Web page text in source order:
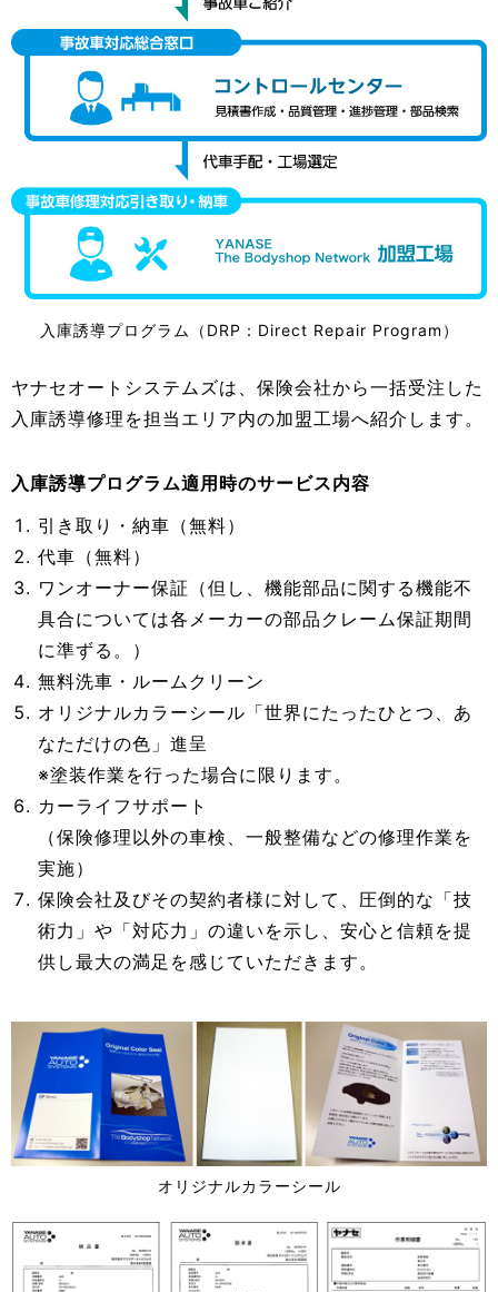
入庫誘導プログラム（DRP：Direct Repair Program）
ヤナセオートシステムズは、保険会社から一括受注した
入庫誘導修理を担当エリア内の加盟工場へ紹介します。
入庫誘導プログラム適用時のサービス内容
引き取り・納車（無料）
代車（無料）
ワンオーナー保証（但し、機能部品に関する機能不
具合については各メーカーの部品クレーム保証期間
に準ずる。）
無料洗車・ルームクリーン
オリジナルカラーシール「世界にたったひとつ、あ
なただけの色」進呈
※塗装作業を行った場合に限ります。
カーライフサポート
（保険修理以外の車検、一般整備などの修理作業を
実施）
保険会社及びその契約者様に対して、圧倒的な「技
術力」や「対応力」の違いを示し、安心と信頼を提
供し最大の満足を感じていただきます。
オリジナルカラーシール